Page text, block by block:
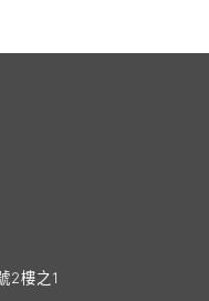
2樓之1